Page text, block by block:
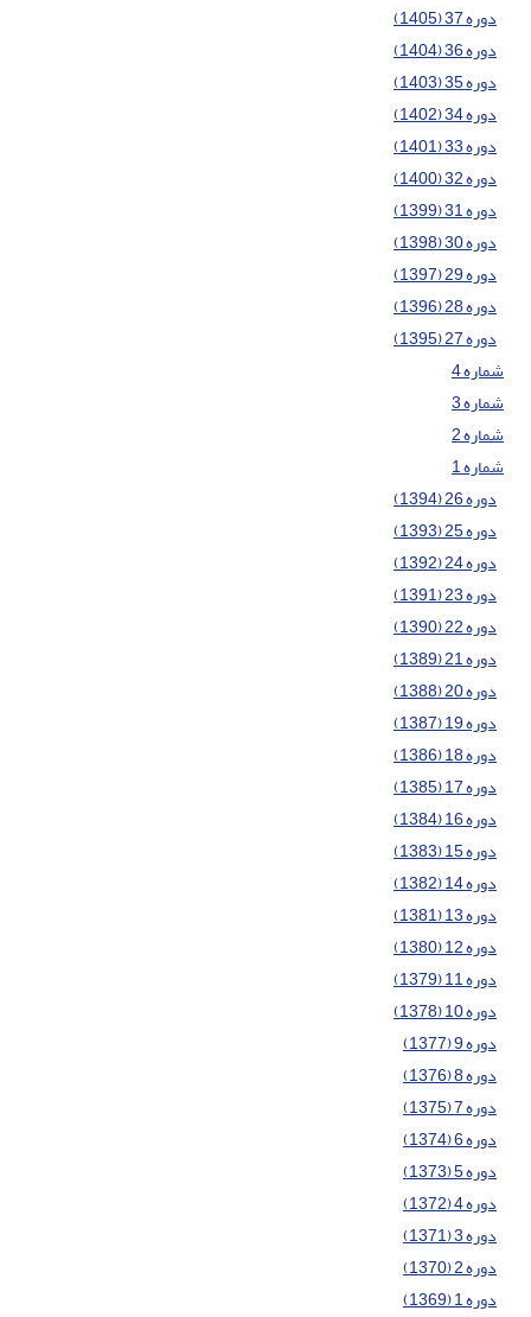
دوره 37 (1405)
دوره 36 (1404)
دوره 35 (1403)
دوره 34 (1402)
دوره 33 (1401)
دوره 32 (1400)
دوره 31 (1399)
دوره 30 (1398)
دوره 29 (1397)
دوره 28 (1396)
دوره 27 (1395)
شماره 4
شماره 3
شماره 2
شماره 1
دوره 26 (1394)
دوره 25 (1393)
دوره 24 (1392)
دوره 23 (1391)
دوره 22 (1390)
دوره 21 (1389)
دوره 20 (1388)
دوره 19 (1387)
دوره 18 (1386)
دوره 17 (1385)
دوره 16 (1384)
دوره 15 (1383)
دوره 14 (1382)
دوره 13 (1381)
دوره 12 (1380)
دوره 11 (1379)
دوره 10 (1378)
دوره 9 (1377)
دوره 8 (1376)
دوره 7 (1375)
دوره 6 (1374)
دوره 5 (1373)
دوره 4 (1372)
دوره 3 (1371)
دوره 2 (1370)
دوره 1 (1369)